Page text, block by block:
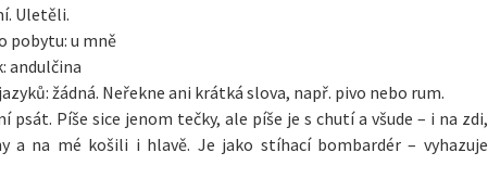
Uletěli.
pobytu: u mně
andulčina
žádná. Neřekne ani krátká slova, např. pivo nebo rum.
psát. Píše sice jenom tečky, ale píše je s chutí a všude – i na zdi,
a na mé košili i hlavě. Je jako stíhací bombardér – vyhazuje